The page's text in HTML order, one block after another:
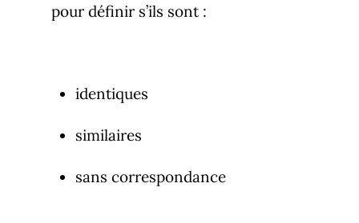
pour définir s’ils sont :
identiques
similaires
sans correspondance